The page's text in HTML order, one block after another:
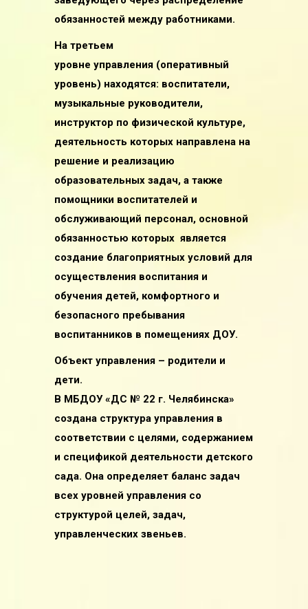
обязанностей между работниками.
На третьем
уровне управления (оперативный
уровень) находятся: воспитатели,
музыкальные руководители,
инструктор по физической культуре,
деятельность которых направлена на
решение и реализацию
образовательных задач, а также
помощники воспитателей и
обслуживающий персонал, основной
обязанностью которых является
создание благоприятных условий для
осуществления воспитания и
обучения детей, комфортного и
безопасного пребывания
воспитанников в помещениях ДОУ.
Объект управления – родители и
дети.
В МБДОУ «ДС № 22 г. Челябинска»
создана структура управления в
соответствии с целями, содержанием
и спецификой деятельности детского
сада. Она определяет баланс задач
всех уровней управления со
структурой целей, задач,
управленческих звеньев.